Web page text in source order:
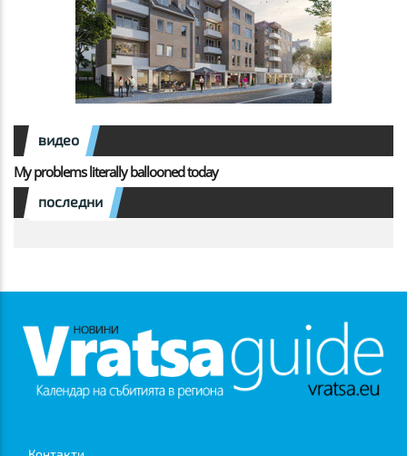
видео
My problems literally ballooned today
последни